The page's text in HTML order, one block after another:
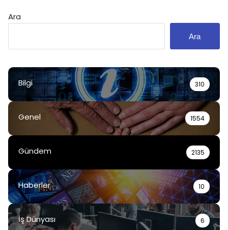
Ara
Ara
Bilgi 310
Genel 1554
Gündem 2135
Haberler 10
İş Dünyası 6